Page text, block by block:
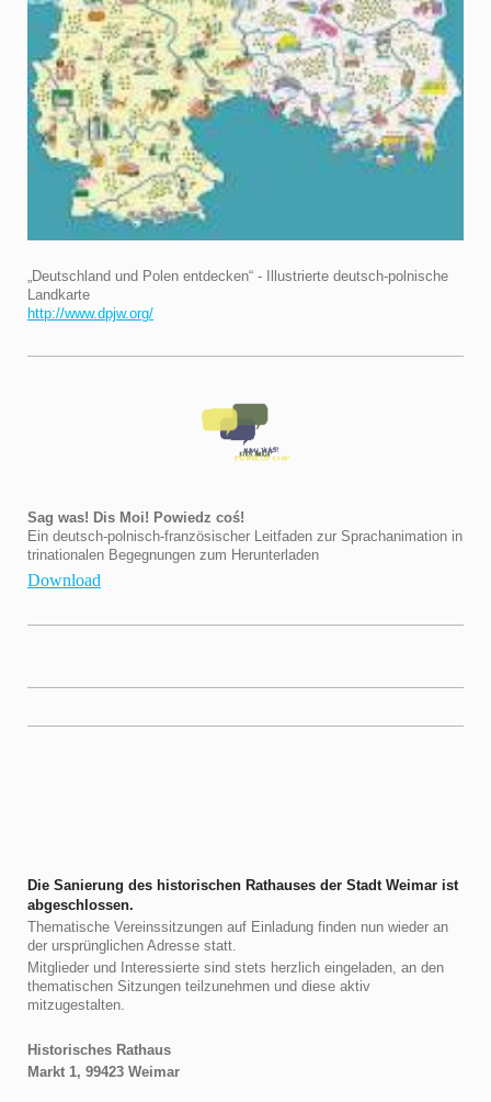
„Deutschland und Polen entdecken“ - Illustrierte deutsch-polnische
Landkarte
http://www.dpjw.org/
Sag was! Dis Moi! Powiedz coś!
Ein deutsch-polnisch-französischer Leitfaden zur Sprachanimation in
trinationalen Begegnungen zum Herunterladen
Download
Die Sanierung des historischen Rathauses der Stadt Weimar ist
abgeschlossen.
Thematische Vereinssitzungen auf Einladung finden nun wieder an
der ursprünglichen Adresse statt.
Mitglieder und Interessierte sind stets herzlich eingeladen, an den
thematischen Sitzungen teilzunehmen und diese aktiv
mitzugestalten.
Historisches Rathaus
Markt 1, 99423 Weimar